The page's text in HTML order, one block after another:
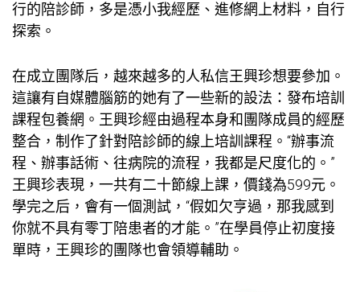
行的陪診師，多是憑小我經歷、進修網上材料，自行
探索。
在成立團隊后，越來越多的人私信王興珍想要參加。
這讓有自媒體腦筋的她有了一些新的設法：發布培訓
課程包養網 。王興珍經由過程本身和團隊成員的經歷
整合，制作了針對陪診師的線上培訓課程。“辦事流
程、辦事話術、往病院的流程，我都是尺度化的。”
王興珍表現，一共有二十節線上課，價錢為599元。
學完之后，會有一個測試，“假如欠亨過，那我感到
你就不具有零丁陪患者的才能。”在學員停止初度接
單時，王興珍的團隊也會領導輔助。